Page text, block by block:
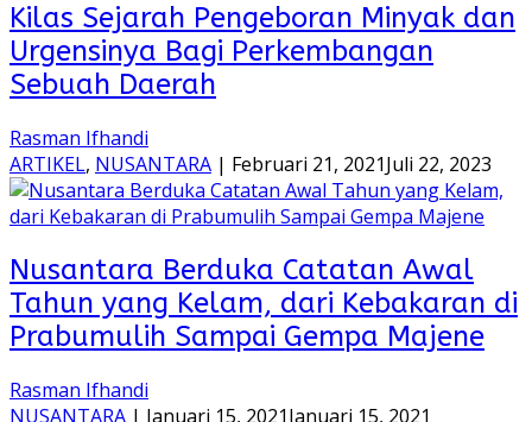
Kilas Sejarah Pengeboran Minyak dan
Urgensinya Bagi Perkembangan
Sebuah Daerah
Rasman Ifhandi
ARTIKEL, NUSANTARA | Februari 21, 2021Juli 22, 2023
Nusantara Berduka Catatan Awal
Tahun yang Kelam, dari Kebakaran di
Prabumulih Sampai Gempa Majene
Rasman Ifhandi
NUSANTARA | Januari 15, 2021Januari 15, 2021